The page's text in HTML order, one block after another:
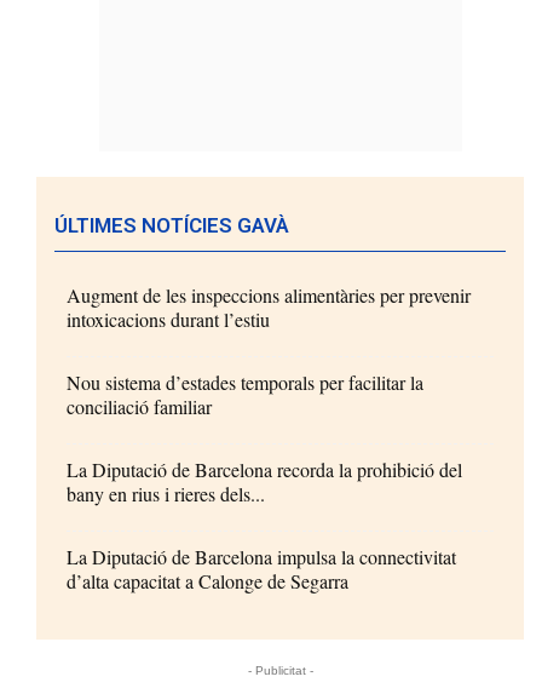
ÚLTIMES NOTÍCIES GAVÀ
Augment de les inspeccions alimentàries per prevenir
intoxicacions durant l’estiu
Nou sistema d’estades temporals per facilitar la
conciliació familiar
La Diputació de Barcelona recorda la prohibició del
bany en rius i rieres dels...
La Diputació de Barcelona impulsa la connectivitat
d’alta capacitat a Calonge de Segarra
- Publicitat -